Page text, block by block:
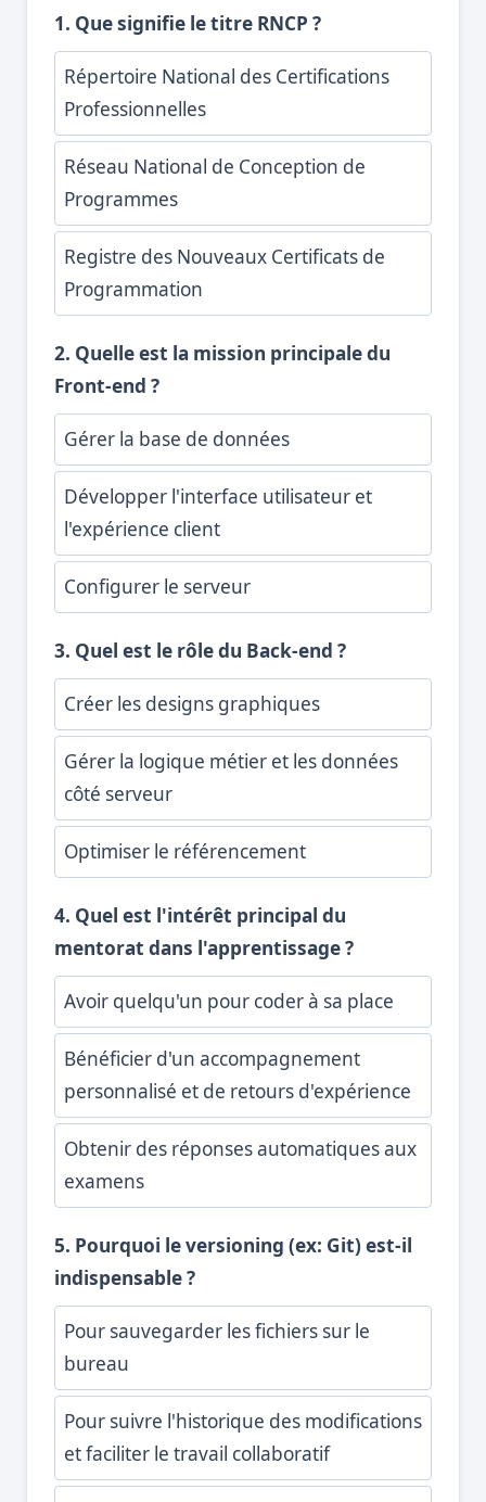
1. Que signifie le titre RNCP ?
Répertoire National des Certifications
Professionnelles
Réseau National de Conception de
Programmes
Registre des Nouveaux Certificats de
Programmation
2. Quelle est la mission principale du
Front-end ?
Gérer la base de données
Développer l'interface utilisateur et
l'expérience client
Configurer le serveur
3. Quel est le rôle du Back-end ?
Créer les designs graphiques
Gérer la logique métier et les données
côté serveur
Optimiser le référencement
4. Quel est l'intérêt principal du
mentorat dans l'apprentissage ?
Avoir quelqu'un pour coder à sa place
Bénéficier d'un accompagnement
personnalisé et de retours d'expérience
Obtenir des réponses automatiques aux
examens
5. Pourquoi le versioning (ex: Git) est-il
indispensable ?
Pour sauvegarder les fichiers sur le
bureau
Pour suivre l'historique des modifications
et faciliter le travail collaboratif